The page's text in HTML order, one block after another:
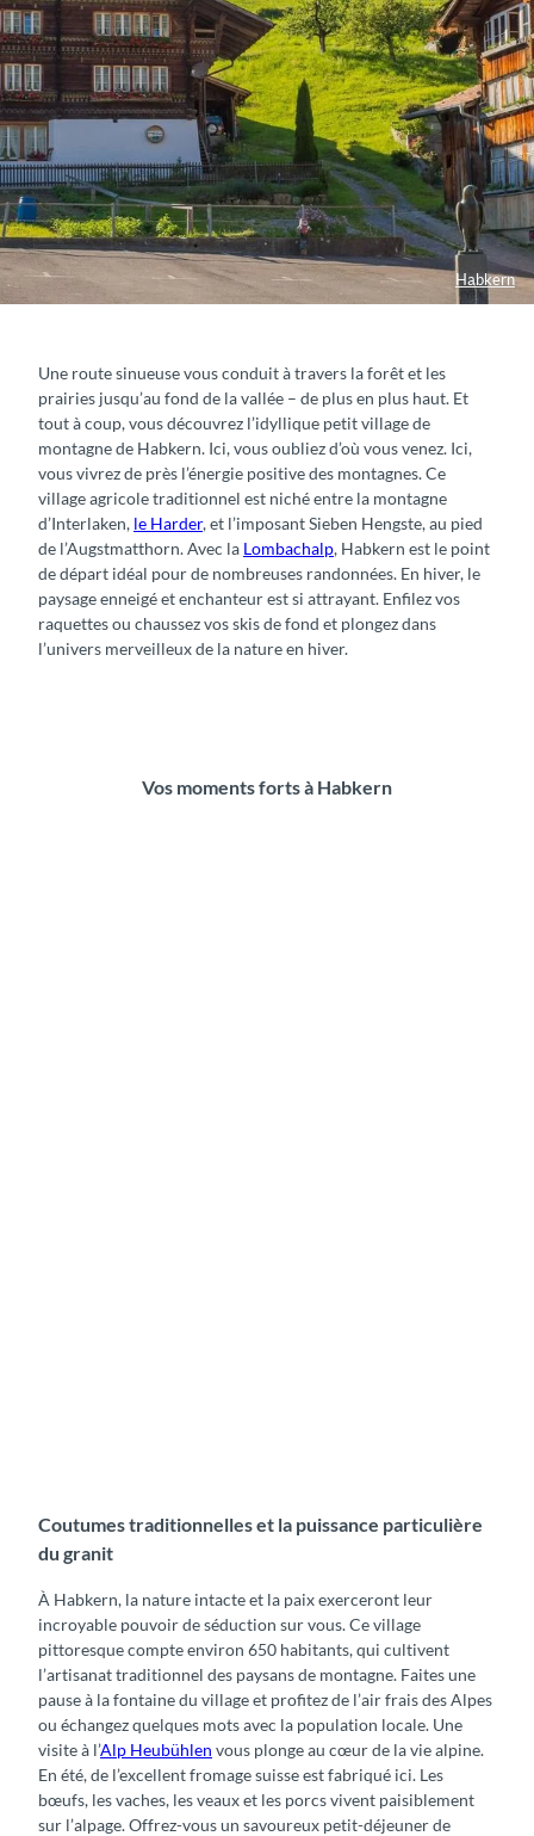
Habkern
Une route sinueuse vous conduit à travers la forêt et les
prairies jusqu’au fond de la vallée – de plus en plus haut. Et
tout à coup, vous découvrez l’idyllique petit village de
montagne de Habkern. Ici, vous oubliez d’où vous venez. Ici,
vous vivrez de près l’énergie positive des montagnes. Ce
village agricole traditionnel est niché entre la montagne
d’Interlaken, le Harder, et l’imposant Sieben Hengste, au pied
de l’Augstmatthorn. Avec la Lombachalp, Habkern est le point
de départ idéal pour de nombreuses randonnées. En hiver, le
paysage enneigé et enchanteur est si attrayant. Enfilez vos
raquettes ou chaussez vos skis de fond et plongez dans
l’univers merveilleux de la nature en hiver.
Vos moments forts à Habkern
Coutumes traditionnelles et la puissance particulière
du granit
À Habkern, la nature intacte et la paix exerceront leur
incroyable pouvoir de séduction sur vous. Ce village
pittoresque compte environ 650 habitants, qui cultivent
l’artisanat traditionnel des paysans de montagne. Faites une
pause à la fontaine du village et profitez de l’air frais des Alpes
ou échangez quelques mots avec la population locale. Une
visite à l’Alp Heubühlen vous plonge au cœur de la vie alpine.
En été, de l’excellent fromage suisse est fabriqué ici. Les
bœufs, les vaches, les veaux et les porcs vivent paisiblement
sur l’alpage. Offrez-vous un savoureux petit-déjeuner de